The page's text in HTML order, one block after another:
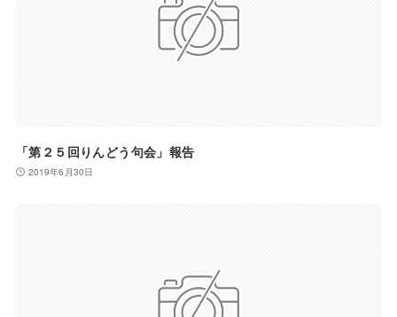
「第２５回りんどう句会」報告
2019年6月30日